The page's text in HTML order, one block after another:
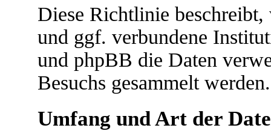
Diese Richtlinie
und ggf. verbundene
und phpBB die Daten
Besuchs gesammelt werden.
Umfang und Art der